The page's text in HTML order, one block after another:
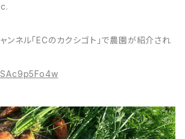
ンネル「ECのカクシゴト」で農園が紹介され